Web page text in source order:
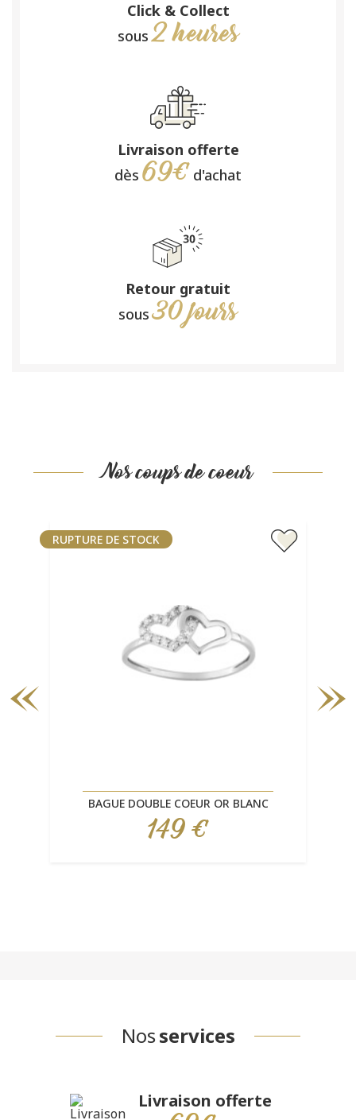
Click & Collect
sous2 heures
Livraison offerte
dès69€ d'achat
Retour gratuit
sous30 jours
Nos coups de coeur
BAGUE DOUBLE COEUR OR BLANC
Prix
149 €
RUPTURE DE STOCK
Nosservices
Livraison offerte